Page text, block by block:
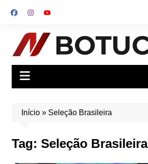
para
conteúdo
Início» Seleção Brasileira
Tag: Seleção Brasileira